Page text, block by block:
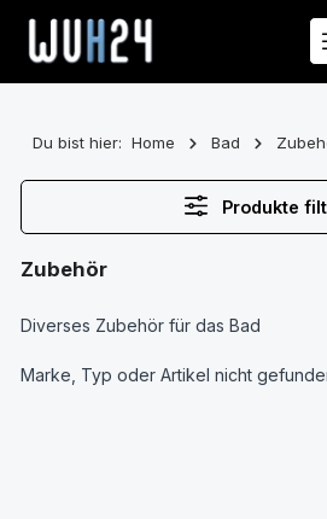
Zum Hauptinhalt springen
Du bist hier: Home Bad
Produkte
Zubehör
Diverses Zubehör für das Bad
Marke, Typ oder Artikel nicht